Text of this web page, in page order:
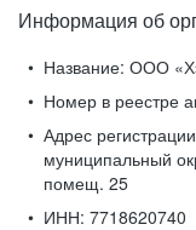
Информация об
Название: ООО
Номер в реестре
Адрес
муниципальный
помещ. 25
ИНН: 7718620740